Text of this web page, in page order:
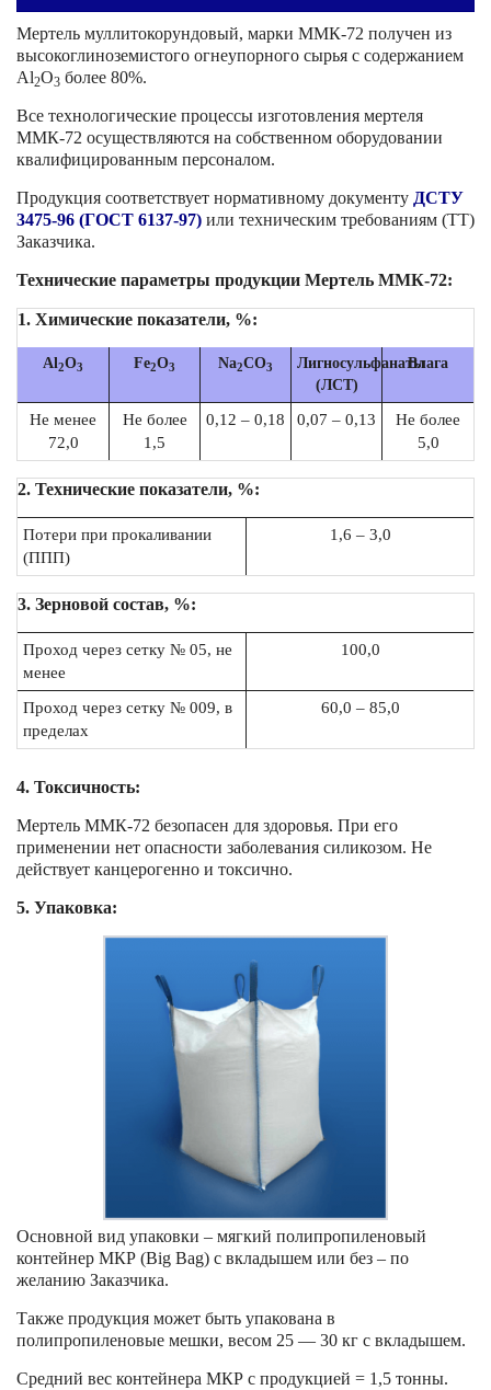
Мертель муллитокорундовый, марки ММК-72 получен из
высокоглиноземистого огнеупорного сырья с содержанием
Al2O3 более 80%.
Все технологические процессы изготовления мертеля
ММК-72 осуществляются на собственном оборудовании
квалифицированным персоналом.
Продукция соответствует нормативному документу ДСТУ
3475-96 (ГОСТ 6137-97) или техническим требованиям (ТТ)
Заказчика.
Технические параметры продукции Мертель ММК-72:
1. Химические показатели, %:
Al2O3 Fe2O3 Na2CO3
Лигносульфанаты
(ЛСТ)
Влага
Не менее
72,0
Не более
1,5
0,12 – 0,18 0,07 – 0,13
Не более
5,0
2. Технические показатели, %:
Потери при прокаливании
(ППП)
1,6 – 3,0
3. Зерновой состав, %:
Проход через сетку № 05, не
менее
100,0
Проход через сетку № 009, в
пределах
60,0 – 85,0
4. Токсичность:
Мертель ММК-72 безопасен для здоровья. При его
применении нет опасности заболевания силикозом. Не
действует канцерогенно и токсично.
5. Упаковка:
Основной вид упаковки – мягкий полипропиленовый
контейнер МКР (Big Bag) с вкладышем или без – по
желанию Заказчика.
Также продукция может быть упакована в
полипропиленовые мешки, весом 25 — 30 кг с вкладышем.
Средний вес контейнера МКР с продукцией = 1,5 тонны.